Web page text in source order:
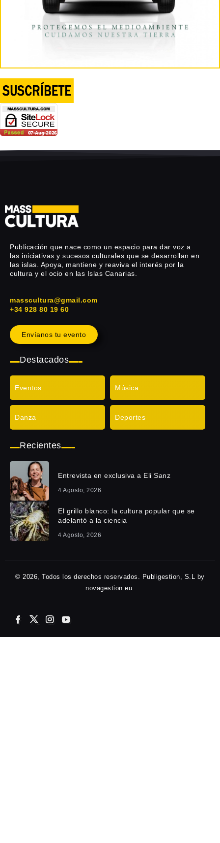
Publicación que nace como un espacio para dar voz a
las iniciativas y sucesos culturales que se desarrollan en
las islas. Apoya, mantiene y reaviva el interés por la
cultura y el ocio en las Islas Canarias.
masscultura@gmail.com
+34 928 80 19 60
Envíanos tu evento
Destacados
Eventos Música
Danza Deportes
Recientes
Entrevista en exclusiva a Eli Sanz
4 Agosto, 2026
El grillo blanco: la cultura popular que se
adelantó a la ciencia
4 Agosto, 2026
© 2026, Todos los derechos reservados. Publigestion, S.L by
novagestion.eu